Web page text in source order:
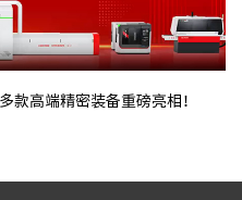
款高端精密装备重磅亮相！